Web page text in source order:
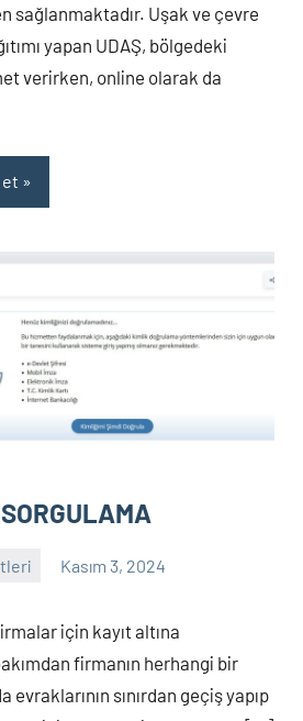
sağlanmaktadır. Uşak ve çevre
yapan UDAŞ, bölgedeki
verirken, online olarak da
et
Kasım 3, 2024
için kayıt altına
firmanın herhangi bir
evraklarının sınırdan geçiş yapıp